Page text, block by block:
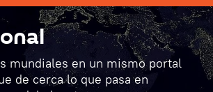
mundiales en un mismo portal
de cerca lo que pasa en